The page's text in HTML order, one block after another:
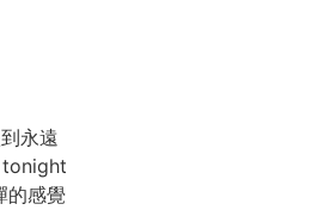
永遠
的感覺